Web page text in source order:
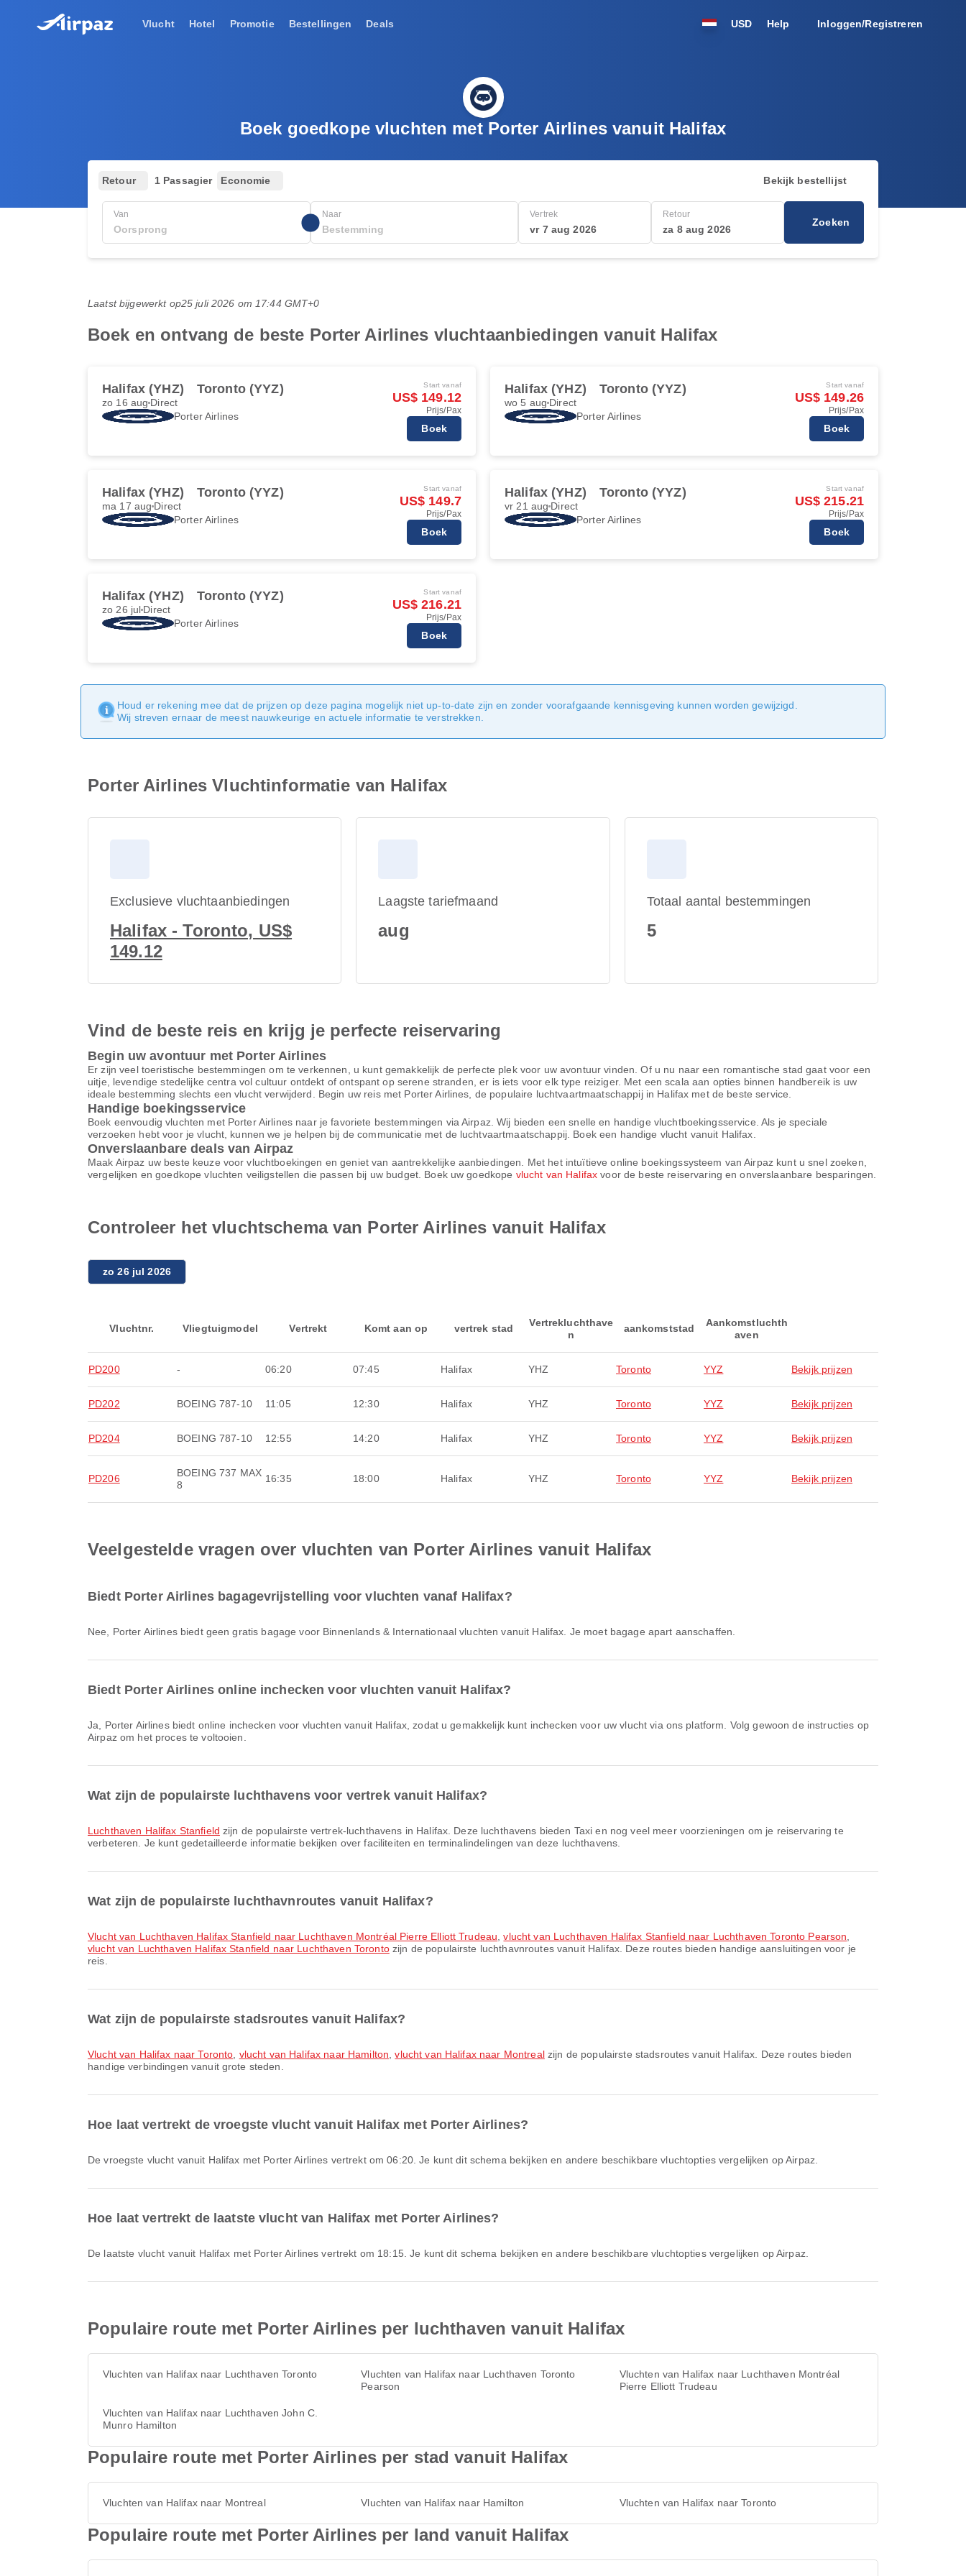
Vlucht Hotel Promotie Bestellingen Deals USD Help Inloggen/Registreren
Boek goedkope vluchten met Porter Airlines vanuit Halifax
Retour 1 Passagier Economie Bekijk bestellijst
Van Naar Vertrek
vr 7 aug 2026
Retour
za 8 aug 2026
Zoeken
Laatst bijgewerkt op25 juli 2026 om 17:44 GMT+0
Boek en ontvang de beste Porter Airlines vluchtaanbiedingen vanuit Halifax
Halifax (YHZ) Toronto (YYZ)
zo 16 aug Direct
Porter Airlines
Start vanaf
US$ 149.12
Prijs/Pax
Boek
Halifax (YHZ) Toronto (YYZ)
wo 5 aug Direct
Porter Airlines
Start vanaf
US$ 149.26
Prijs/Pax
Boek
Halifax (YHZ) Toronto (YYZ)
ma 17 aug Direct
Porter Airlines
Start vanaf
US$ 149.7
Prijs/Pax
Boek
Halifax (YHZ) Toronto (YYZ)
vr 21 aug Direct
Porter Airlines
Start vanaf
US$ 215.21
Prijs/Pax
Boek
Halifax (YHZ) Toronto (YYZ)
zo 26 jul Direct
Porter Airlines
Start vanaf
US$ 216.21
Prijs/Pax
Boek
Houd er rekening mee dat de prijzen op deze pagina mogelijk niet up-to-date zijn en zonder voorafgaande kennisgeving kunnen worden gewijzigd.
Wij streven ernaar de meest nauwkeurige en actuele informatie te verstrekken.
Porter Airlines Vluchtinformatie van Halifax
Exclusieve vluchtaanbiedingen
Halifax - Toronto, US$
149.12
Laagste tariefmaand
aug
Totaal aantal bestemmingen
5
Vind de beste reis en krijg je perfecte reiservaring
Begin uw avontuur met Porter Airlines
Er zijn veel toeristische bestemmingen om te verkennen, u kunt gemakkelijk de perfecte plek voor uw avontuur vinden. Of u nu naar een romantische stad gaat voor een
uitje, levendige stedelijke centra vol cultuur ontdekt of ontspant op serene stranden, er is iets voor elk type reiziger. Met een scala aan opties binnen handbereik is uw
ideale bestemming slechts een vlucht verwijderd. Begin uw reis met Porter Airlines, de populaire luchtvaartmaatschappij in Halifax met de beste service.
Handige boekingsservice
Boek eenvoudig vluchten met Porter Airlines naar je favoriete bestemmingen via Airpaz. Wij bieden een snelle en handige vluchtboekingsservice. Als je speciale
verzoeken hebt voor je vlucht, kunnen we je helpen bij de communicatie met de luchtvaartmaatschappij. Boek een handige vlucht vanuit Halifax.
Onverslaanbare deals van Airpaz
Maak Airpaz uw beste keuze voor vluchtboekingen en geniet van aantrekkelijke aanbiedingen. Met het intuïtieve online boekingssysteem van Airpaz kunt u snel zoeken,
vergelijken en goedkope vluchten veiligstellen die passen bij uw budget. Boek uw goedkope vlucht van Halifax voor de beste reiservaring en onverslaanbare besparingen.
Controleer het vluchtschema van Porter Airlines vanuit Halifax
zo 26 jul 2026
Vluchtnr. Vliegtuigmodel Vertrekt Komt aan op vertrek stad
Vertrekluchthave
n
aankomststad
Aankomstluchth
aven
PD200 - 06:20 07:45 Halifax YHZ Toronto YYZ Bekijk prijzen
PD202 BOEING 787-10 11:05 12:30 Halifax YHZ Toronto YYZ Bekijk prijzen
PD204 BOEING 787-10 12:55 14:20 Halifax YHZ Toronto YYZ Bekijk prijzen
PD206
BOEING 737 MAX
8
16:35 18:00 Halifax YHZ Toronto YYZ Bekijk prijzen
Veelgestelde vragen over vluchten van Porter Airlines vanuit Halifax
Biedt Porter Airlines bagagevrijstelling voor vluchten vanaf Halifax?
Nee, Porter Airlines biedt geen gratis bagage voor Binnenlands & Internationaal vluchten vanuit Halifax. Je moet bagage apart aanschaffen.
Biedt Porter Airlines online inchecken voor vluchten vanuit Halifax?
Ja, Porter Airlines biedt online inchecken voor vluchten vanuit Halifax, zodat u gemakkelijk kunt inchecken voor uw vlucht via ons platform. Volg gewoon de instructies op
Airpaz om het proces te voltooien.
Wat zijn de populairste luchthavens voor vertrek vanuit Halifax?
Luchthaven Halifax Stanfield zijn de populairste vertrek-luchthavens in Halifax. Deze luchthavens bieden Taxi en nog veel meer voorzieningen om je reiservaring te
verbeteren. Je kunt gedetailleerde informatie bekijken over faciliteiten en terminalindelingen van deze luchthavens.
Wat zijn de populairste luchthavnroutes vanuit Halifax?
vlucht van Luchthaven Halifax Stanfield naar Luchthaven Montréal Pierre Elliott Trudeau ,vlucht van Luchthaven Halifax Stanfield naar Luchthaven Toronto Pearson
vlucht van Luchthaven Halifax Stanfield naar Luchthaven Torontozijn de populairste luchthavnroutes vanuit Halifax. Deze routes bieden handige aansluitingen voor je
reis.
Wat zijn de populairste stadsroutes vanuit Halifax?
vlucht van Halifax naar Toronto vlucht van Halifax naar Hamilton ,vlucht van Halifax naar Montrealzijn de populairste stadsroutes vanuit Halifax. Deze routes bieden
handige verbindingen vanuit grote steden.
Hoe laat vertrekt de vroegste vlucht vanuit Halifax met Porter Airlines?
De vroegste vlucht vanuit Halifax met Porter Airlines vertrekt om 06:20. Je kunt dit schema bekijken en andere beschikbare vluchtopties vergelijken op Airpaz.
Hoe laat vertrekt de laatste vlucht van Halifax met Porter Airlines?
De laatste vlucht vanuit Halifax met Porter Airlines vertrekt om 18:15. Je kunt dit schema bekijken en andere beschikbare vluchtopties vergelijken op Airpaz.
Populaire route met Porter Airlines per luchthaven vanuit Halifax
Vluchten van Halifax naar Luchthaven Toronto
Vluchten van Halifax naar Luchthaven Toronto
Pearson
Vluchten van Halifax naar Luchthaven Montréal
Pierre Elliott Trudeau
Vluchten van Halifax naar Luchthaven John C.
Munro Hamilton
Populaire route met Porter Airlines per stad vanuit Halifax
Vluchten van Halifax naar Montreal Vluchten van Halifax naar Hamilton Vluchten van Halifax naar Toronto
Populaire route met Porter Airlines per land vanuit Halifax